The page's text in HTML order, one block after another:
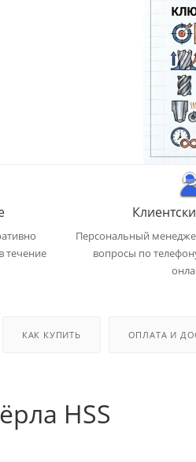
течение
Персональный
вопросы по
КАК КУПИТЬ ОПЛАТА И
HSS